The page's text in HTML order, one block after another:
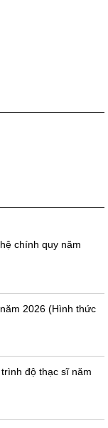
chính quy năm
2026 (Hình thức
độ thạc sĩ năm